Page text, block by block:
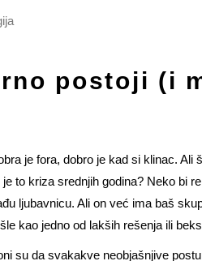
postoji (i
je fora, dobro je kad si klinac.
to kriza srednjih godina? Neko bi
ljubavnicu. Ali on već ima baš
kao jedno od lakših rešenja ili
su da svakakve neobjašnjive